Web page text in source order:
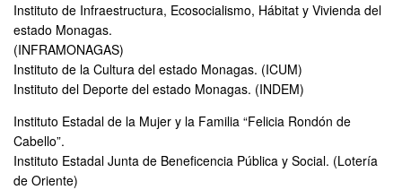
Instituto de Infraestructura, Ecosocialismo, Hábitat y Vivienda del
estado Monagas.
(INFRAMONAGAS)
Instituto de la Cultura del estado Monagas. (ICUM)
Instituto del Deporte del estado Monagas. (INDEM)
Instituto Estadal de la Mujer y la Familia “Felicia Rondón de
Cabello”.
Instituto Estadal Junta de Beneficencia Pública y Social. (Lotería
de Oriente)